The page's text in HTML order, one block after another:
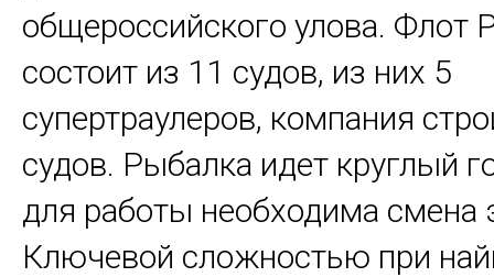
общероссийского улова. Флот
состоит из 11 судов, из них 5
супертраулеров, компания
судов. Рыбалка идет круглый
для работы необходима смена
Ключевой сложностью при